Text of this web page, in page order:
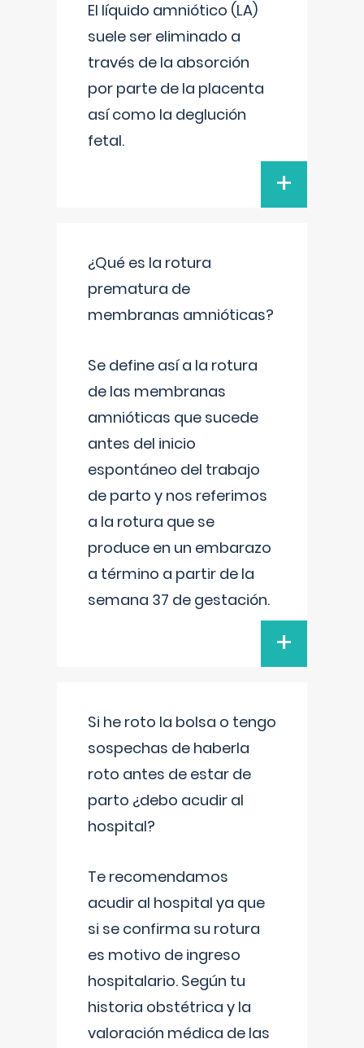
El líquido amniótico (LA)
suele ser eliminado a
través de la absorción
por parte de la placenta
así como la deglución
fetal.
+
¿Qué es la rotura
prematura de
membranas amnióticas?
Se define así a la rotura
de las membranas
amnióticas que sucede
antes del inicio
espontáneo del trabajo
de parto y nos referimos
a la rotura que se
produce en un embarazo
a término a partir de la
semana 37 de gestación.
+
Si he roto la bolsa o tengo
sospechas de haberla
roto antes de estar de
parto ¿debo acudir al
hospital?
Te recomendamos
acudir al hospital ya que
si se confirma su rotura
es motivo de ingreso
hospitalario. Según tu
historia obstétrica y la
valoración médica de las